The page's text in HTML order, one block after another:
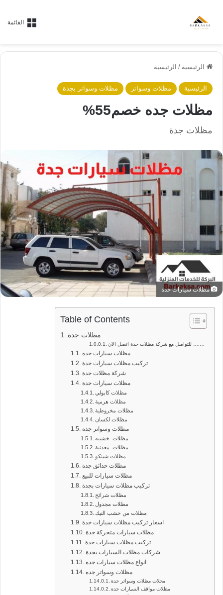
القائمة
الرئيسية / الرئيسية
الرئيسية مظلات وسواتر مظلات وسواتر بجدة
مظلات جده خصم55%
مظلات جدة
مظلات سيارات جدة
Table of Contents
مظلات سيارات جده
تركيب مظلات سيارات جدة
شركة مظلات جدة
مظلات سيارات جدة
مظلات كابولي
مظلات هرمية
مظلات مخروطية
مظلات لكسان
مظلات وسواتر جدة
مظلات خشبيه
مظلات معدنية
مظلات شينكو
مظلات حدائق جدة
مظلات سيارات للبيع
تركيب مظلات سيارات بجدة
مظلات شرائح
مظلات مجدول
مظلات من خشب التيك
اسعار تركيب مظلات سيارات جدة
مظلات سيارات متحركة جدة
تركيب مظلات سيارات جدة
شركات مظلات السيارات بجدة
انواع مظلات سيارات جده
مظلات وسواتر جده
محلات مظلات وسواتر جدة
مظلات مواقف السيارات جدة